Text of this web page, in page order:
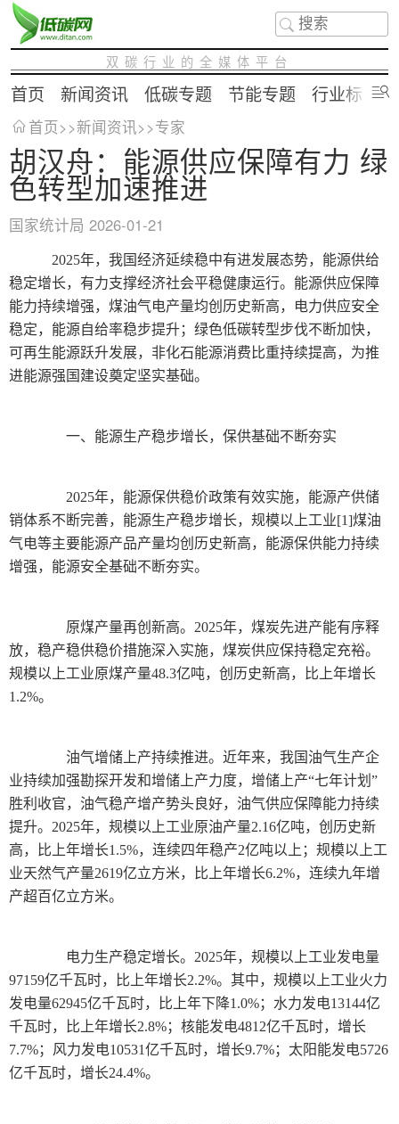
双碳行业的全媒体平台
首页 新闻资讯 低碳专题 节能专题 行业标准
首页>>新闻资讯>>专家
胡汉舟：能源供应保障有力 绿
色转型加速推进
国家统计局 2026-01-21
2025年，我国经济延续稳中有进发展态势，能源供给
稳定增长，有力支撑经济社会平稳健康运行。能源供应保障
能力持续增强，煤油气电产量均创历史新高，电力供应安全
稳定，能源自给率稳步提升；绿色低碳转型步伐不断加快，
可再生能源跃升发展，非化石能源消费比重持续提高，为推
进能源强国建设奠定坚实基础。
一、能源生产稳步增长，保供基础不断夯实
2025年，能源保供稳价政策有效实施，能源产供储
销体系不断完善，能源生产稳步增长，规模以上工业[1]煤油
气电等主要能源产品产量均创历史新高，能源保供能力持续
增强，能源安全基础不断夯实。
原煤产量再创新高。2025年，煤炭先进产能有序释
放，稳产稳供稳价措施深入实施，煤炭供应保持稳定充裕。
规模以上工业原煤产量48.3亿吨，创历史新高，比上年增长
1.2%。
油气增储上产持续推进。近年来，我国油气生产企
业持续加强勘探开发和增储上产力度，增储上产“七年计划”
胜利收官，油气稳产增产势头良好，油气供应保障能力持续
提升。2025年，规模以上工业原油产量2.16亿吨，创历史新
高，比上年增长1.5%，连续四年稳产2亿吨以上；规模以上工
业天然气产量2619亿立方米，比上年增长6.2%，连续九年增
产超百亿立方米。
电力生产稳定增长。2025年，规模以上工业发电量
97159亿千瓦时，比上年增长2.2%。其中，规模以上工业火力
发电量62945亿千瓦时，比上年下降1.0%；水力发电13144亿
千瓦时，比上年增长2.8%；核能发电4812亿千瓦时，增长
7.7%；风力发电10531亿千瓦时，增长9.7%；太阳能发电5726
亿千瓦时，增长24.4%。